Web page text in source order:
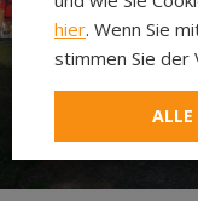
Neuer
Laudato
hier. Wenn Sie
stimmen Sie der
ALLE